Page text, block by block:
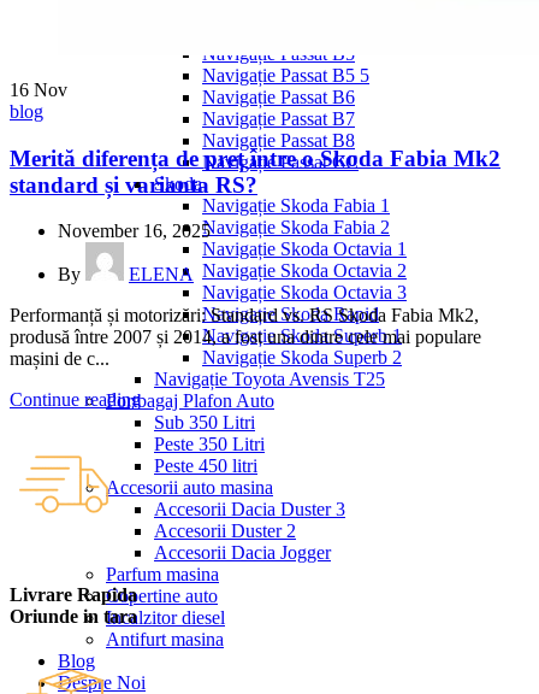
Navigație Passat B5
Navigație Passat B5 5
Navigație Passat B6
Navigație Passat B7
Navigație Passat B8
Navigație Passat CC
Skoda
Navigație Skoda Fabia 1
Navigație Skoda Fabia 2
Navigație Skoda Octavia 1
Navigație Skoda Octavia 2
Navigație Skoda Octavia 3
Navigație Skoda Rapid
Navigație Skoda Superb 1
Navigație Skoda Superb 2
Navigație Toyota Avensis T25
Portbagaj Plafon Auto
Sub 350 Litri
Peste 350 Litri
Peste 450 litri
Accesorii auto masina
Accesorii Dacia Duster 3
Accesorii Duster 2
Accesorii Dacia Jogger
Parfum masina
Copertine auto
Incalzitor diesel
Antifurt masina
Blog
Despre Noi
16 Nov
blog
Merită diferența de preț între o Skoda Fabia Mk2
standard și varianta RS?
November 16, 2025
By
ELENA
Performanță și motorizări: Standard vs. RS Skoda Fabia Mk2,
produsă între 2007 și 2014, a fost una dintre cele mai populare
mașini de c...
Continue reading
Livrare Rapida
Oriunde in tara